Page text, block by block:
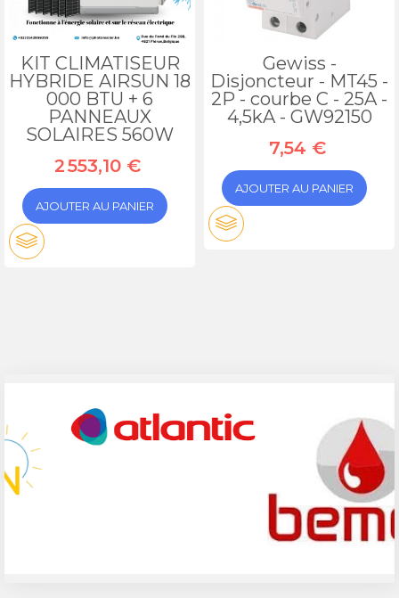
KIT CLIMATISEUR
HYBRIDE AIRSUN 18
000 BTU + 6
PANNEAUX
SOLAIRES 560W
2 553,10 €
AJOUTER AU PANIER
Gewiss -
Disjoncteur - MT45 -
2P - courbe C - 25A -
4,5kA - GW92150
7,54 €
AJOUTER AU PANIER